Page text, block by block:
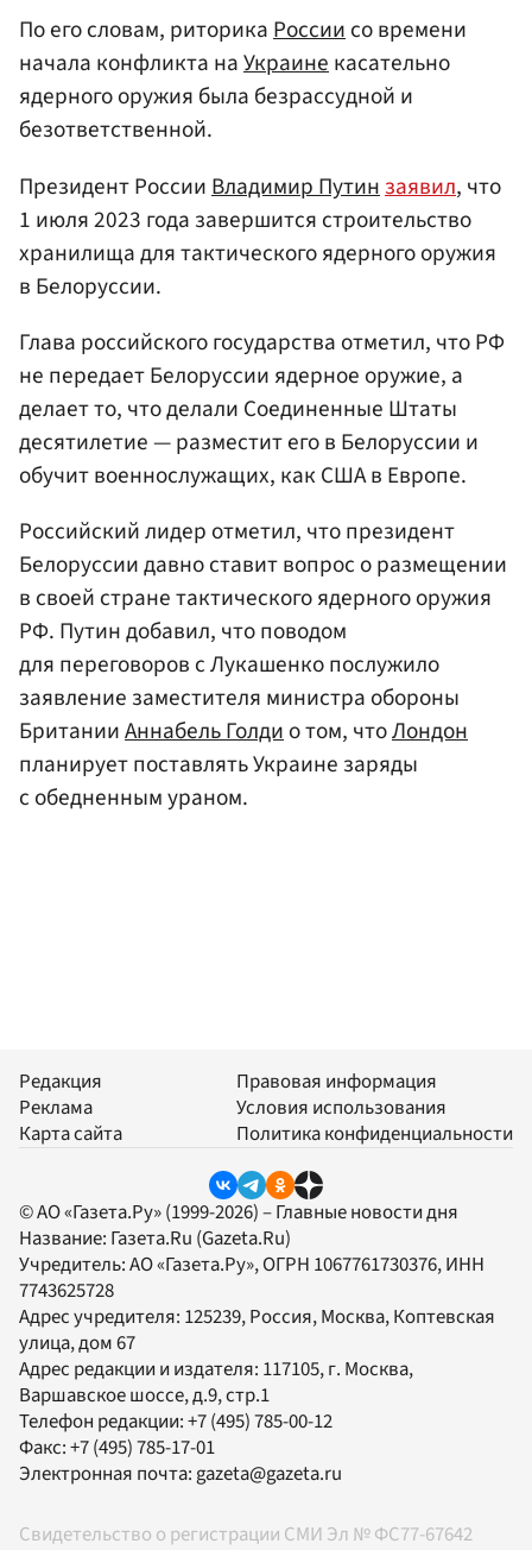
По его словам, риторикаРоссиисо времени
начала конфликта наУкраинекасательно
ядерного оружия была безрассудной и
безответственной.
Президент России Владимир Путин заявил, что
1 июля 2023 года завершится строительство
хранилища для тактического ядерного оружия
в Белоруссии.
Глава российского государства отметил, что РФ
не передает Белоруссии ядерное оружие, а
делает то, что делали Соединенные Штаты
десятилетие — разместит его в Белоруссии и
обучит военнослужащих, как США в Европе.
Российский лидер отметил, что президент
Белоруссии давно ставит вопрос о размещении
в своей стране тактического ядерного оружия
РФ. Путин добавил, что поводом
для переговоров с Лукашенко послужило
заявление заместителя министра обороны
БританииАннабель Голдио том, чтоЛондон
планирует поставлять Украине заряды
с обедненным ураном.
Редакция
Реклама
Карта сайта
Правовая информация
Условия использования
Политика конфиденциальности
© АО «Газета.Ру» (1999-2026) – Главные новости дня
Название: Газета.Ru (Gazeta.Ru)
Учредитель:АО «Газета.Ру», ОГРН 1067761730376, ИНН
7743625728
Адрес учредителя: 125239, Россия, Москва, Коптевская
улица, дом 67
Адрес редакции и издателя: 117105, г. Москва,
Варшавское шоссе, д.9, стр.1
Телефон редакции:+7 (495) 785-00-12
Факс:+7 (495) 785-17-01
Электронная почта:gazeta@gazeta.ru
Свидетельство о регистрации СМИ Эл № ФС77-67642